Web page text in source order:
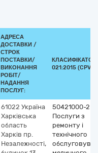
АДРЕСА
ДОСТАВКИ /
СТРОК
ПОСТАВКИ/
ВИКОНАННЯ
РОБІТ/
НАДАННЯ
ПОСЛУГ:
КЛАСИФІКАТОР
021:2015 (CPV)
61022 Україна
Харківська
область
Харків пр.
Незалежності,
50421000-2
Послуги з
ремонту і
технічного